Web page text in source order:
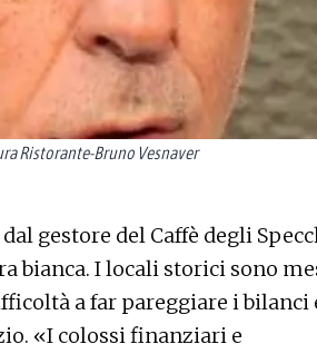
Ristorante-Bruno Vesnaver
gestore del Caffè degli
bianca. I locali storici sono
a far pareggiare i bilanci
«I colossi finanziari e